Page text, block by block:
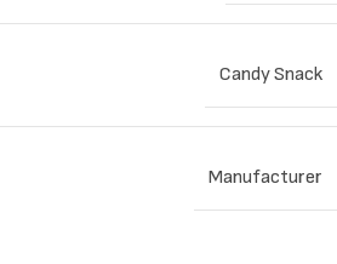
Candy Snack
Manufacturer